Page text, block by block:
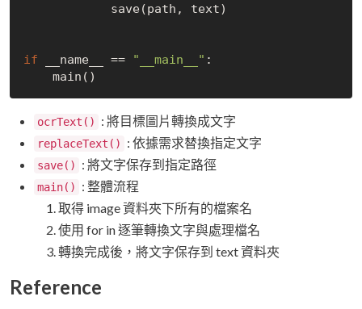
if __name__ == "__main__" :
ocrText() : 將目標圖片轉換成文字
replaceText() : 依據需求替換指定文字
save() : 將文字保存到指定路徑
main()
: 整體流程
取得 image 資料夾下所有的檔案名
使用 for in 逐筆轉換文字與處理檔名
轉換完成後，將文字保存到 text 資料夾
Reference